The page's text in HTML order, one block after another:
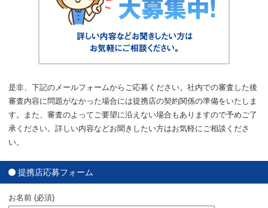
是非、下記のメールフォームからご応募ください。社内での審査した後
審査内容に問題がなかった場合には提携店の契約関係の準備をいたしま
す。また、審査のよってご要望に沿えない場合もありますので予めご了
承ください。詳しい内容などお聞きしたい方はお気軽にご相談くださ
い。
提携店応募フォーム
お名前 (必須)